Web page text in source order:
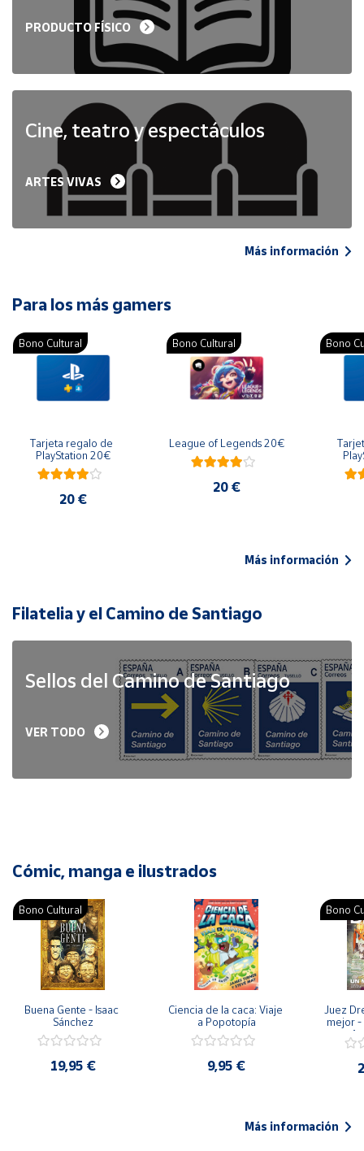
PRODUCTO FÍSICO
Cine, teatro y espectáculos
ARTES VIVAS
Más información
Para los más gamers
Bono Cultural
Tarjeta regalo de
PlayStation 20€
20 €
Bono Cultural
League of Legends 20€
20 €
Bono
Más información
Filatelia y el Camino de Santiago
Sellos del Camino de Santiago
VER TODO
Cómic, manga e ilustrados
Bono Cultural
Buena Gente - Isaac
Sánchez
19,95 €
Ciencia de la caca: Viaje
a Popotopía
9,95 €
Bono
Juez
mejor -
Más información